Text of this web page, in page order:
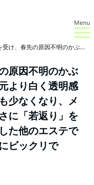
Menu
こちらの施術を受け、春先の原因不明のかぶれがひくだけでなく、肌が元より白く透明感が出てきました。化粧直しも少なくなり、メイクもシンプルで済み、まさに「若返り」を実感しています。今まで試した他のエステでは得られなかった美白効果にビックリです！！
原因不明のかぶ
より白く透明感
少なくなり、メ
に「若返り」を
た他のエステで
ビックリで